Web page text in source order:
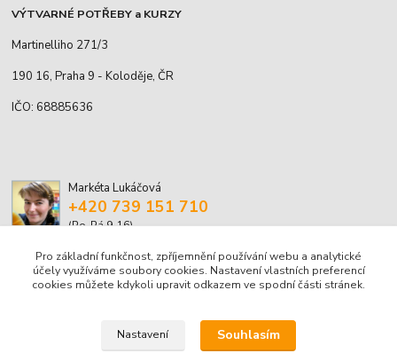
VÝTVARNÉ POTŘEBY a KURZY
Martinelliho 271/3
190 16, Praha 9 - Koloděje, ČR
IČO: 68885636
Markéta Lukáčová
+420 739 151 710
(Po-Pá 9-16)
marketa.lukacova@volny.cz
Pro základní funkčnost, zpříjemnění používání webu a analytické
účely využíváme soubory cookies. Nastavení vlastních preferencí
cookies můžete kdykoli upravit odkazem ve spodní části stránek.
Nastavení Souhlasím